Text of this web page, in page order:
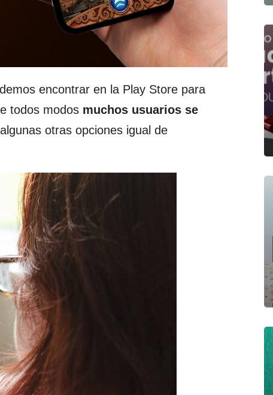
encontrar en la Play Store para
todos modos muchos usuarios se
otras opciones igual de